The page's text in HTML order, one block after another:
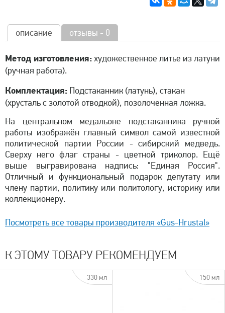
описание отзывы - 0
Метод изготовления:художественное литье из латуни
(ручная работа).
Комплектация: Подстаканник (латунь), стакан
(хрусталь с золотой отводкой), позолоченная ложка.
На центральном медальоне подстаканника ручной
работы изображён главный символ самой известной
политической партии России - сибирский медведь.
Сверху него флаг страны - цветной триколор. Ещё
выше выгравирована надпись: "Единая Россия".
Отличный и функциональный подарок депутату или
члену партии, политику или политологу, историку или
коллекционеру.
Посмотреть все товары производителя «Gus-Hrustal»
К ЭТОМУ ТОВАРУ РЕКОМЕНДУЕМ
330 мл 150 мл